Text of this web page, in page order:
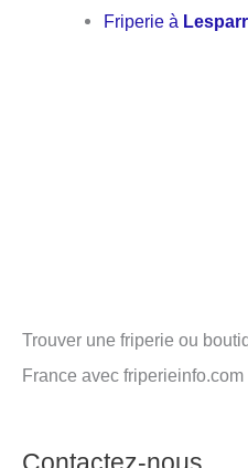
Friperie à
Trouver une friperie ou
France avec friperieinfo.com
Contactez-nous